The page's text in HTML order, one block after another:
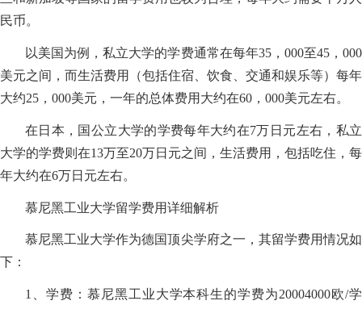
民币。
以美国为例，私立大学的学费通常在每年35，000至45，000
美元之间，而生活费用（包括住宿、饮食、交通和娱乐等）每年
大约25，000美元，一年的总体费用大约在60，000美元左右。
在日本，国公立大学的学费每年大约在7万日元左右，私立
大学的学费则在13万至20万日元之间，生活费用，包括吃住，每
年大约在6万日元左右。
慕尼黑工业大学留学费用详细解析
慕尼黑工业大学作为德国顶尖学府之一，其留学费用情况如
下：
1、学费：慕尼黑工业大学本科生的学费为20004000欧/学